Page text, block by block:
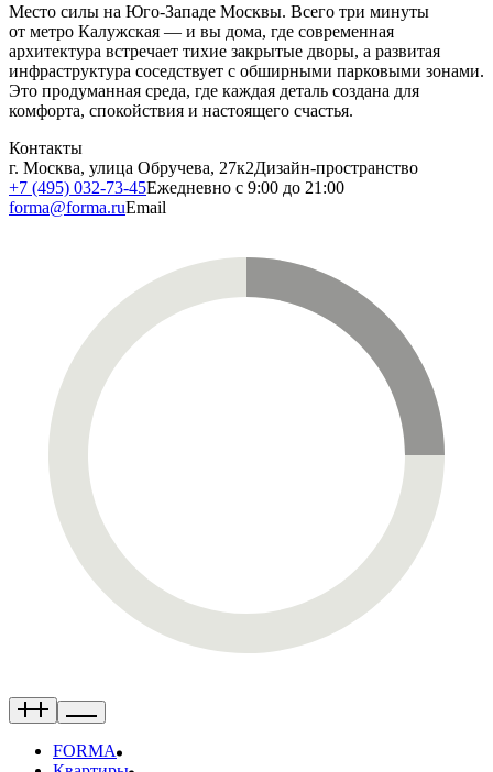
Место силы на Юго-Западе Москвы. Всего три минуты
от метро Калужская — и вы дома, где современная
архитектура встречает тихие закрытые дворы, а развитая
инфраструктура соседствует с обширными парковыми зонами.
Это продуманная среда, где каждая деталь создана для
комфорта, спокойствия и настоящего счастья.
Контакты
г. Москва, улица Обручева, 27к2Дизайн-пространство
+7 (495) 032-73-45Ежедневно с 9:00 до 21:00
forma@forma.ruEmail
FORMA